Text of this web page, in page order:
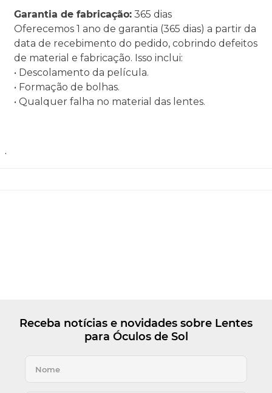
Garantia de fabricação: 365 dias
Oferecemos 1 ano de garantia (365 dias) a partir da
data de recebimento do pedido, cobrindo defeitos
de material e fabricação. Isso inclui:
• Descolamento da película.
• Formação de bolhas.
• Qualquer falha no material das lentes.
.
Receba notícias e novidades sobre Lentes
para Óculos de Sol